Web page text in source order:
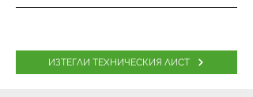
ИЗТЕГЛИ ТЕХНИЧЕСКИЯ ЛИСТ